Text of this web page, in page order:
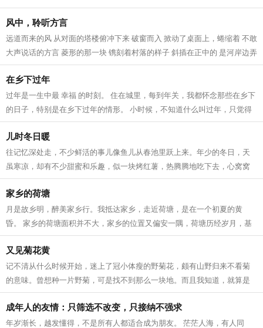
香 冬天，在伞下闪闪发烫 走过的路...
风中，聆听方言
远道而来的风 从对面的塔楼俯冲下来 破窗而入 掀动了桌面上，蜷缩着 不敢
大声说话的方言 菱形的那一块 镌刻着村落的样子 斜插在正中的 是河岸边弄
潮的杨柳 桥上垂钓的身影，再次...
在乡下过年
过年是一生中最 幸福 的时刻。 住在城里，每到年关，我都怀念那些在乡下
的日子，特别是在乡下过年的情形。 小时候，不知道什么叫过年，只觉得
可以无拘无束的玩，很开心。儿时的...
儿时冬日暖
往记忆深处走，不少鲜活的事儿像鱼儿从春池里跃上来。年少的冬日，天
虽寒凉，却有不少甜蜜和乐趣，似一块烤红薯，热腾腾地吃下去，心窝窝
一下子就暖了。 故乡的冬天安闲，冷风...
家乡的荷塘
月是故乡明，醉美家乡行。我抵达家乡，走近荷塘，是在一个初夏的黄
昏。 家乡的荷塘面积并不大，家乡的位置又偏安一隅，荷塘历经岁月，基
本上还算保住了原生态，少有人为的修茸...
又见菊花黄
记不清从什么时候开始，迷上了冠小体瘦的野菊花，颇有山野归来不看菊
的意味。曾想种一片野菊，可是找不到那么一块地。而且我知道，就算是
圈养在眼前，最后的结果是花开得并不...
成年人的友情：只筛选不改变，只接纳不强求
年岁渐长，越发懂得，不是所有人都适合成为朋友。 茫茫人海，有人同